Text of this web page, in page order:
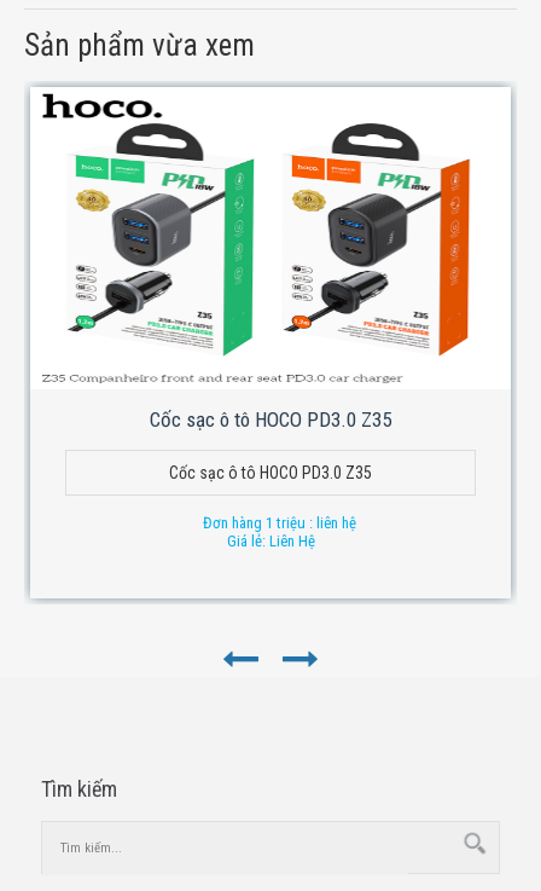
Sản phẩm vừa xem
Cốc sạc ô tô HOCO PD3.0 Z35
Cốc sạc ô tô HOCO PD3.0 Z35
Đơn hàng 1 triệu : liên hệ
Giá lẻ: Liên Hệ
Tìm kiếm